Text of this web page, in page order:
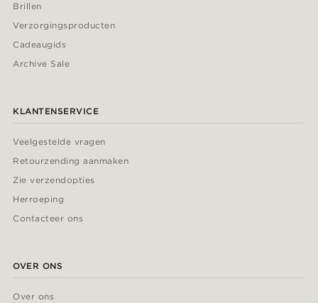
Brillen
Verzorgingsproducten
Cadeaugids
Archive Sale
KLANTENSERVICE
Veelgestelde vragen
Retourzending aanmaken
Zie verzendopties
Herroeping
Contacteer ons
OVER ONS
Over ons